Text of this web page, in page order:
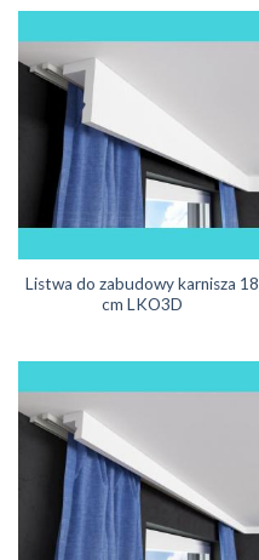
Listwa do zabudowy karnisza 18
cm LKO3D